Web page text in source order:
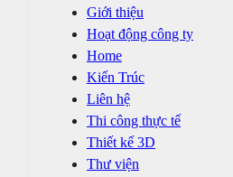
Giới thiệu
Hoạt động công ty
Home
Kiến Trúc
Liên hệ
Thi công thực tế
Thiết kế 3D
Thư viện